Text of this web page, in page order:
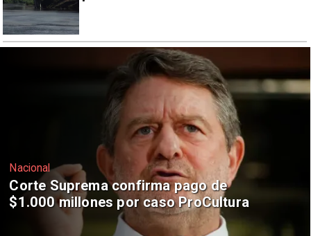
Nacional
Codelco suspende construcción de
Andes Norte en El Teniente por
riesgos sísmicos